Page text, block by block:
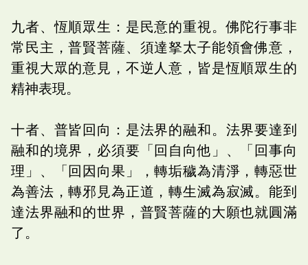
九者、恆順眾生：是民意的重視。佛陀行事非
常民主，普賢菩薩、須達拏太子能領會佛意，
重視大眾的意見，不逆人意，皆是恆順眾生的
精神表現。
十者、普皆回向：是法界的融和。法界要達到
融和的境界，必須要「回自向他」、「回事向
理」、「回因向果」，轉垢穢為清淨，轉惡世
為善法，轉邪見為正道，轉生滅為寂滅。能到
達法界融和的世界，普賢菩薩的大願也就圓滿
了。